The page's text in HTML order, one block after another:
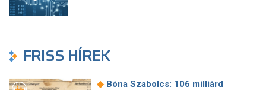
FRISS HÍREK
◆ Bóna Szabolcs: 106 milliárd